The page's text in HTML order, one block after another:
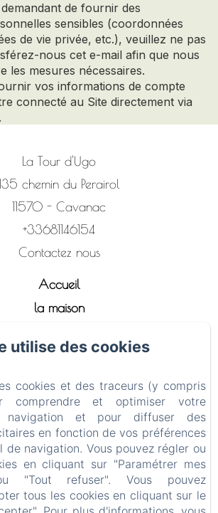
de fournir des
sensibles (coordonnées
de vie privée, etc.), veuillez ne pas
nous cet e-mail afin que nous
les mesures nécessaires.
vos informations de compte
connecté au Site directement via
La Tour d'Ugo
chemin du Perairol
11570 - Cavanac
+33681146154
Contactez nous
Accueil
la maison
Petit-Déjeuner
Table d'hôtes
Activités
Contact
de confidentialité
Informations légales
sur les cookies
utilise des cookies
cookies et des traceurs (y compris
comprendre et optimiser votre
navigation et pour diffuser des
en fonction de vos préférences
navigation. Vous pouvez régler ou
en cliquant sur "Paramétrer mes
"Tout refuser". Vous pouvez
tous les cookies en cliquant sur le